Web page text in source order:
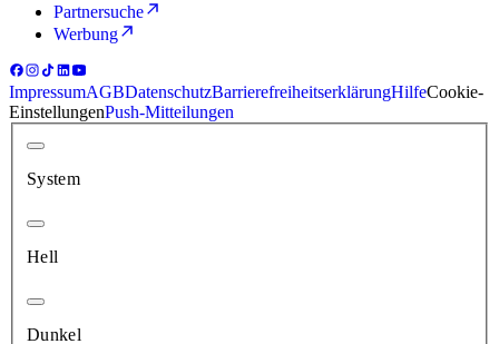
Partnersuche
Werbung
ImpressumAGBDatenschutzBarrierefreiheitserklärungHilfeCookie-
EinstellungenPush-Mitteilungen
System
Hell
Dunkel